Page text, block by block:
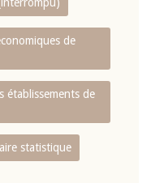
de
établissements de
statistique